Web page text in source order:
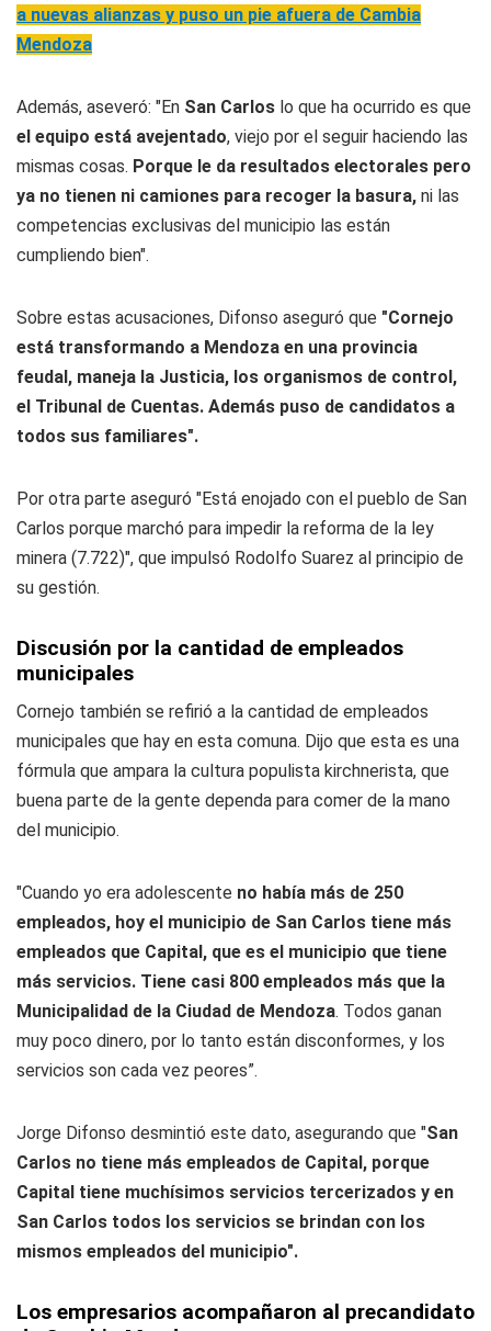
a nuevas alianzas y puso un pie afuera de Cambia
Mendoza
Además, aseveró: "En San Carlos lo que ha ocurrido es que
el equipo está avejentado, viejo por el seguir haciendo las
mismas cosas. Porque le da resultados electorales pero
ya no tienen ni camiones para recoger la basura, ni las
competencias exclusivas del municipio las están
cumpliendo bien".
Sobre estas acusaciones, Difonso aseguró que "Cornejo
está transformando a Mendoza en una provincia
feudal, maneja la Justicia, los organismos de control,
el Tribunal de Cuentas. Además puso de candidatos a
todos sus familiares".
Por otra parte aseguró "Está enojado con el pueblo de San
Carlos porque marchó para impedir la reforma de la ley
minera (7.722)", que impulsó Rodolfo Suarez al principio de
su gestión.
Discusión por la cantidad de empleados
municipales
Cornejo también se refirió a la cantidad de empleados
municipales que hay en esta comuna. Dijo que esta es una
fórmula que ampara la cultura populista kirchnerista, que
buena parte de la gente dependa para comer de la mano
del municipio.
"Cuando yo era adolescente no había más de 250
empleados, hoy el municipio de San Carlos tiene más
empleados que Capital, que es el municipio que tiene
más servicios. Tiene casi 800 empleados más que la
Municipalidad de la Ciudad de Mendoza. Todos ganan
muy poco dinero, por lo tanto están disconformes, y los
servicios son cada vez peores”.
Jorge Difonso desmintió este dato, asegurando que "San
Carlos no tiene más empleados de Capital, porque
Capital tiene muchísimos servicios tercerizados y en
San Carlos todos los servicios se brindan con los
mismos empleados del municipio".
Los empresarios acompañaron al precandidato